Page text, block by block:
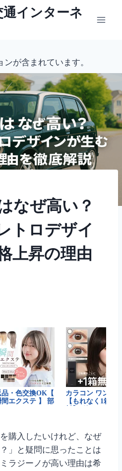
インターネ
が含まれています。
なぜ高い？
トロデザイ
上昇の理由
購入したいけれど、なぜ
」と疑問に思ったことは
ラジーノが高い理由は希